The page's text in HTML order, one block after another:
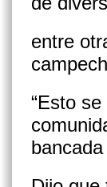
entre
“Esto